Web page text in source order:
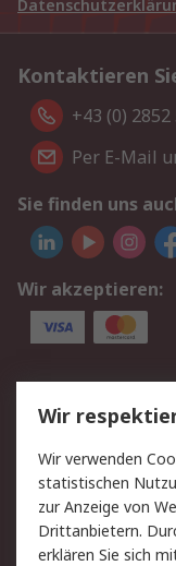
Kontaktieren
+43 (0) 2852
Per E-Mail
Sie finden uns
Wir akzeptieren:
Service
Value Added
Rücksendung/
Hilfe
Rechtliches
Wir
Wir verwenden
statistischen
zur Anzeige von
Drittanbietern.
erklären Sie sich